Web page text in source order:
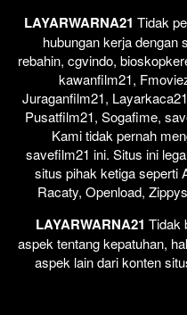
LAYARWARNA21 Tidak
hubungan kerja dengan
rebahin, cgvindo,
kawanfilm21,
Juraganfilm21,
Pusatfilm21, Sogafime,
Kami tidak pernah
savefilm21 ini. Situs ini
situs pihak ketiga seperti
Racaty, Openload,
LAYARWARNA21 Tidak
aspek tentang kepatuhan,
aspek lain dari konten